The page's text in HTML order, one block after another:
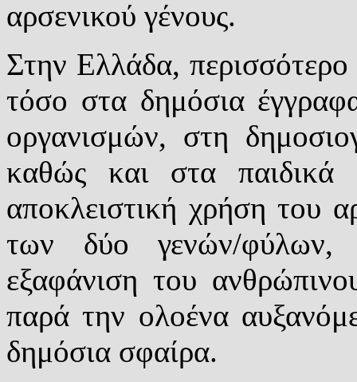
αρσενικού γένους.
Στην Ελλάδα,
τόσο στα δημόσια
οργανισμών, στη
καθώς και στα παιδικά
αποκλειστική χρήση του
των δύο γενών/φύλων,
εξαφάνιση του
παρά την ολοένα
δημόσια σφαίρα.